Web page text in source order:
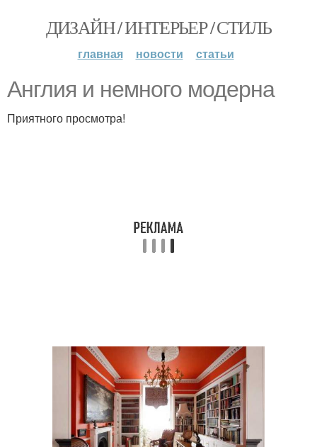
ДИЗАЙН / ИНТЕРЬЕР / СТИЛЬ
главная новости статьи
Англия и немного модерна
Приятного просмотра!